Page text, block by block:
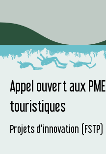
Appel ouvert aux PME
touristiques
Projets d'innovation (FSTP)